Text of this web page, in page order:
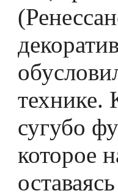
технике.
сугубо
которое